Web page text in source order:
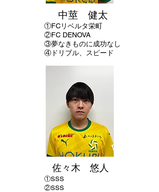
中莖 健太
①FCリベルタ栄町
②FC DENOVA
③夢なきものに成功なし
④ドリブル、スピード
佐々木 悠人
①SSS
②SSS